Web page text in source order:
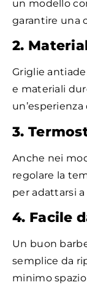
un modello
garantire una
2.
Griglie
e materiali
3.
Anche nei
regolare la
per adattarsi
4. Facile
Un buon
semplice da
minimo